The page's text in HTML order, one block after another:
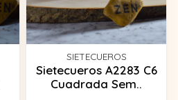
SIETECUEROS
Sietecueros A2283 C6
Cuadrada Sem..